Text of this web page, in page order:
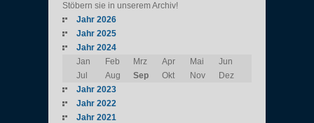
Stöbern sie in unserem Archiv!
Jahr 2026
Jahr 2025
Jahr 2024
Jan
Feb Mrz Apr Mai
Jun
Jul
Aug Sep Okt Nov
Dez
Jahr 2023
Jahr 2022
Jahr 2021